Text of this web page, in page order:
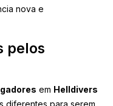
nova e
pelos
em Helldivers
diferentes para serem